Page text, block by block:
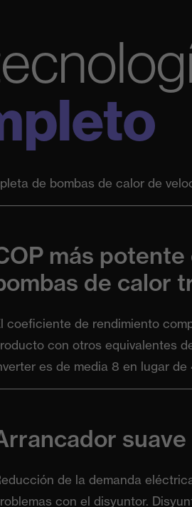
de bombas de calor de
más potente
de calor
coeficiente de rendimiento
con otros equivalentes
es de media 8 en lugar de
suave
de la demanda
con el disyuntor.